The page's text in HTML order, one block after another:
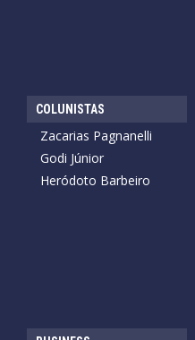
COLUNISTAS
Zacarias Pagnanelli
Godi Júnior
Heródoto Barbeiro